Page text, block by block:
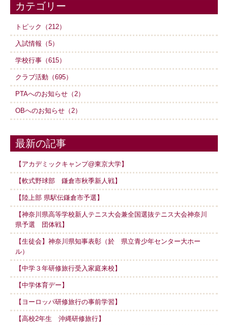
カテゴリー
トピック（212）
入試情報（5）
学校行事（615）
クラブ活動（695）
PTAへのお知らせ（2）
OBへのお知らせ（2）
最新の記事
【アカデミックキャンプ@東京大学】
【軟式野球部 鎌倉市秋季新人戦】
【陸上部 県駅伝鎌倉市予選】
【神奈川県高等学校新人テニス大会兼全国選抜テニス大会神奈川
県予選 団体戦】
【生徒会】神奈川県知事表彰（於 県立青少年センター大ホー
ル）
【中学３年研修旅行受入家庭来校】
【中学体育デー】
【ヨーロッパ研修旅行の事前学習】
【高校2年生 沖縄研修旅行】